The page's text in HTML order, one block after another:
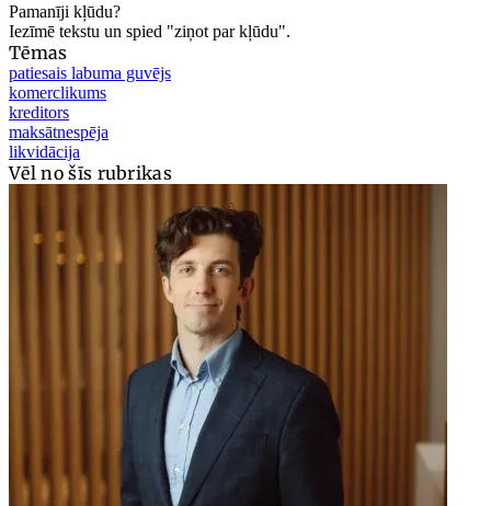
Pamanīji kļūdu?
Iezīmē tekstu un spied "ziņot par kļūdu".
Tēmas
patiesais labuma guvējs
komerclikums
kreditors
maksātnespēja
likvidācija
Vēl no šīs rubrikas